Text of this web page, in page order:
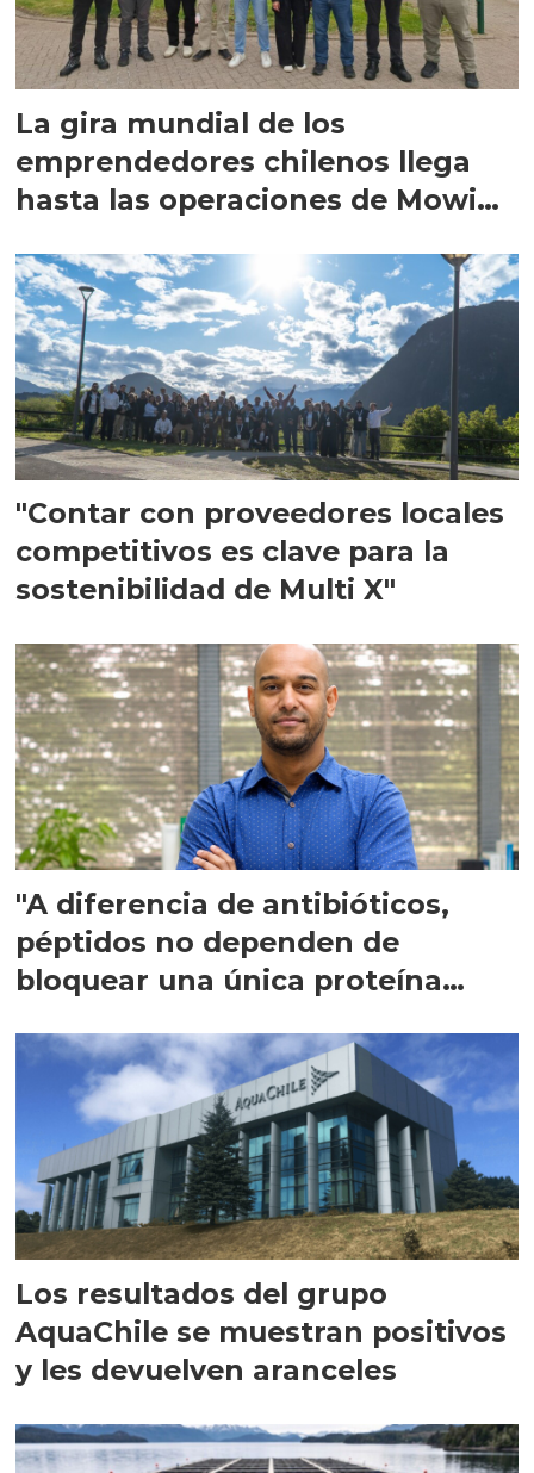
La gira mundial de los
emprendedores chilenos llega
hasta las operaciones de Mowi
"Contar con proveedores locales
competitivos es clave para la
sostenibilidad de Multi X"
"A diferencia de antibióticos,
péptidos no dependen de
bloquear una única proteína
Los resultados del grupo
AquaChile se muestran positivos
y les devuelven aranceles